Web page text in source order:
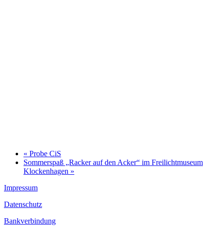
« Probe CiS
Sommerspaß „Racker auf den Acker“ im Freilichtmuseum
Klockenhagen »
Impressum
Datenschutz
Bankverbindung